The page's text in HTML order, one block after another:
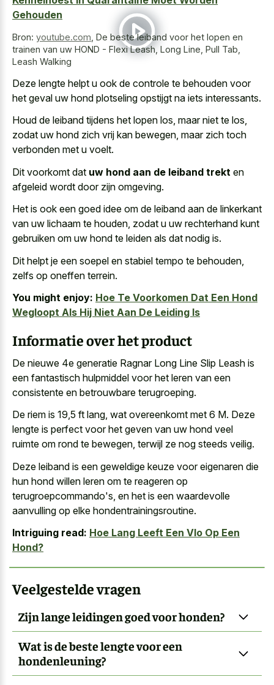
Gehouden
Bron: youtube.com De beste leiband voor het lopen en
trainen van uw HOND - Flexi Leash, Long Line, Pull Tab,
Leash Walking
Deze lengte helpt u ook de controle te behouden voor
het geval uw hond plotseling opstijgt na iets interessants.
Houd de leiband tijdens het lopen los, maar niet te los,
zodat uw hond zich vrij kan bewegen, maar zich toch
verbonden met u voelt.
Dit voorkomt dat uw hond aan de leiband trekt en
afgeleid wordt door zijn omgeving.
Het is ook een goed idee om de leiband aan de linkerkant
van uw lichaam te houden, zodat u uw rechterhand kunt
gebruiken om uw hond te leiden als dat nodig is.
Dit helpt je een soepel en stabiel tempo te behouden,
zelfs op oneffen terrein.
You might enjoy: Hoe Te Voorkomen Dat Een Hond
Wegloopt Als Hij Niet Aan De Leiding Is
Informatie over het product
De nieuwe 4e generatie Ragnar Long Line Slip Leash is
een fantastisch hulpmiddel voor het leren van een
consistente en betrouwbare terugroeping.
De riem is 19,5 ft lang, wat overeenkomt met 6 M. Deze
lengte is perfect voor het geven van uw hond veel
ruimte om rond te bewegen, terwijl ze nog steeds veilig.
Deze leiband is een geweldige keuze voor eigenaren die
hun hond willen leren om te reageren op
terugroepcommando's, en het is een waardevolle
aanvulling op elke hondentrainingsroutine.
Intriguing read: Hoe Lang Leeft Een Vlo Op Een
Hond?
Veelgestelde vragen
Zijn lange leidingen goed voor honden?
Wat is de beste lengte voor een
hondenleuning?